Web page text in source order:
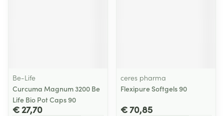
Be-Life
Curcuma Magnum 3200 Be
Life Bio Pot Caps 90
€ 27,70
ceres pharma
Flexipure Softgels 90
€ 70,85